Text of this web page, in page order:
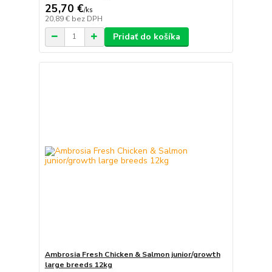
25,70 €/ks
20,89 € bez DPH
Pridať do košíka
Ambrosia Fresh Chicken & Salmon junior/growth
large breeds 12kg